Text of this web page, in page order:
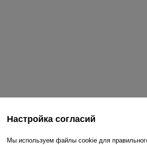
Настройка согласий
Мы используем файлы cookie для